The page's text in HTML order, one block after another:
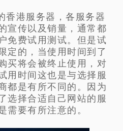
香港服务器，各服务器
宣传以及销量，通常都
免费试用测试。但是试
定的，当使用时间到了
买将会被终止使用，对
用时间这也是与选择服
都是有所不同的。因为
选择合适自己网站的服
需要有所注意的。